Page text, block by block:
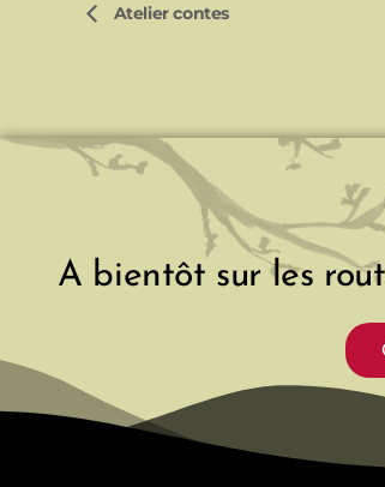
Atelier contes
A bientôt sur les